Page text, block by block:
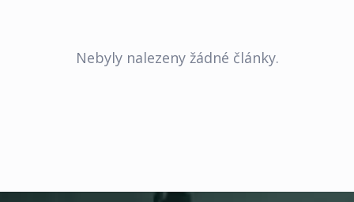
Nebyly nalezeny žádné články.